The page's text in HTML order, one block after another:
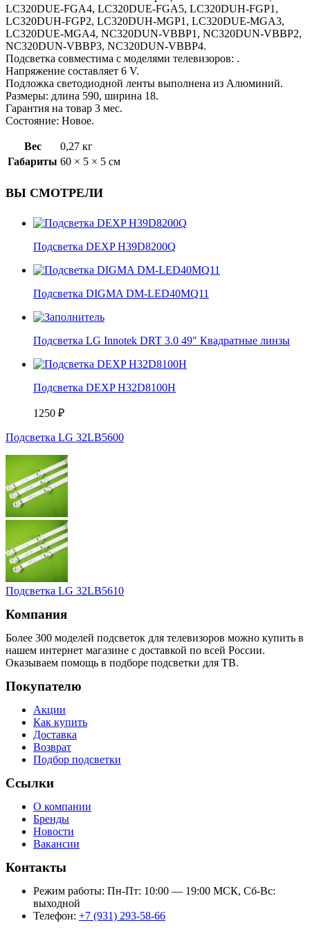
LC320DUE-FGA4, LC320DUE-FGA5, LC320DUH-FGP1,
LC320DUH-FGP2, LC320DUH-MGP1, LC320DUE-MGA3,
LC320DUE-MGA4, NC320DUN-VBBP1, NC320DUN-VBBP2,
NC320DUN-VBBP3, NC320DUN-VBBP4.
Подсветка совместима с моделями телевизоров: .
Напряжение составляет 6 V.
Подложка светодиодной ленты выполнена из Алюминий.
Размеры: длина 590, ширина 18.
Гарантия на товар 3 мес.
Состояние: Новое.
Вес
0,27 кг
Габариты 60 × 5 × 5 см
ВЫ СМОТРЕЛИ
Подсветка DEXP H39D8200Q
Подсветка DIGMA DM-LED40MQ11
Подсветка LG Innotek DRT 3.0 49" Квадратные линзы
Подсветка DEXP H32D8100H
1250 ₽
Подсветка LG 32LB5600
Подсветка LG 32LB5610
Компания
Более 300 моделей подсветок для телевизоров можно купить в
нашем интернет магазине с доставкой по всей России.
Оказываем помощь в подборе подсветки для ТВ.
Покупателю
Акции
Как купить
Доставка
Возврат
Подбор подсветки
Ссылки
О компании
Бренды
Новости
Вакансии
Контакты
Режим работы: Пн-Пт: 10:00 — 19:00 МСК, Сб-Вс:
выходной
Телефон: +7 (931) 293-58-66